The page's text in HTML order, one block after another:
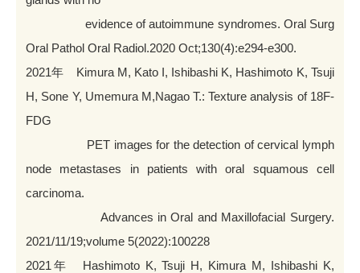
evidence of autoimmune syndromes. Oral Surg
Oral Pathol Oral Radiol.2020 Oct;130(4):e294-e300.
2021年 Kimura M, Kato I, Ishibashi K, Hashimoto K, Tsuji
H, Sone Y, Umemura M,Nagao T.: Texture analysis of 18F-
FDG
PET images for the detection of cervical lymph
node metastases in patients with oral squamous cell
carcinoma.
Advances in Oral and Maxillofacial Surgery.
2021/11/19;volume 5(2022):100228
2021年 Hashimoto K, Tsuji H, Kimura M, Ishibashi K,